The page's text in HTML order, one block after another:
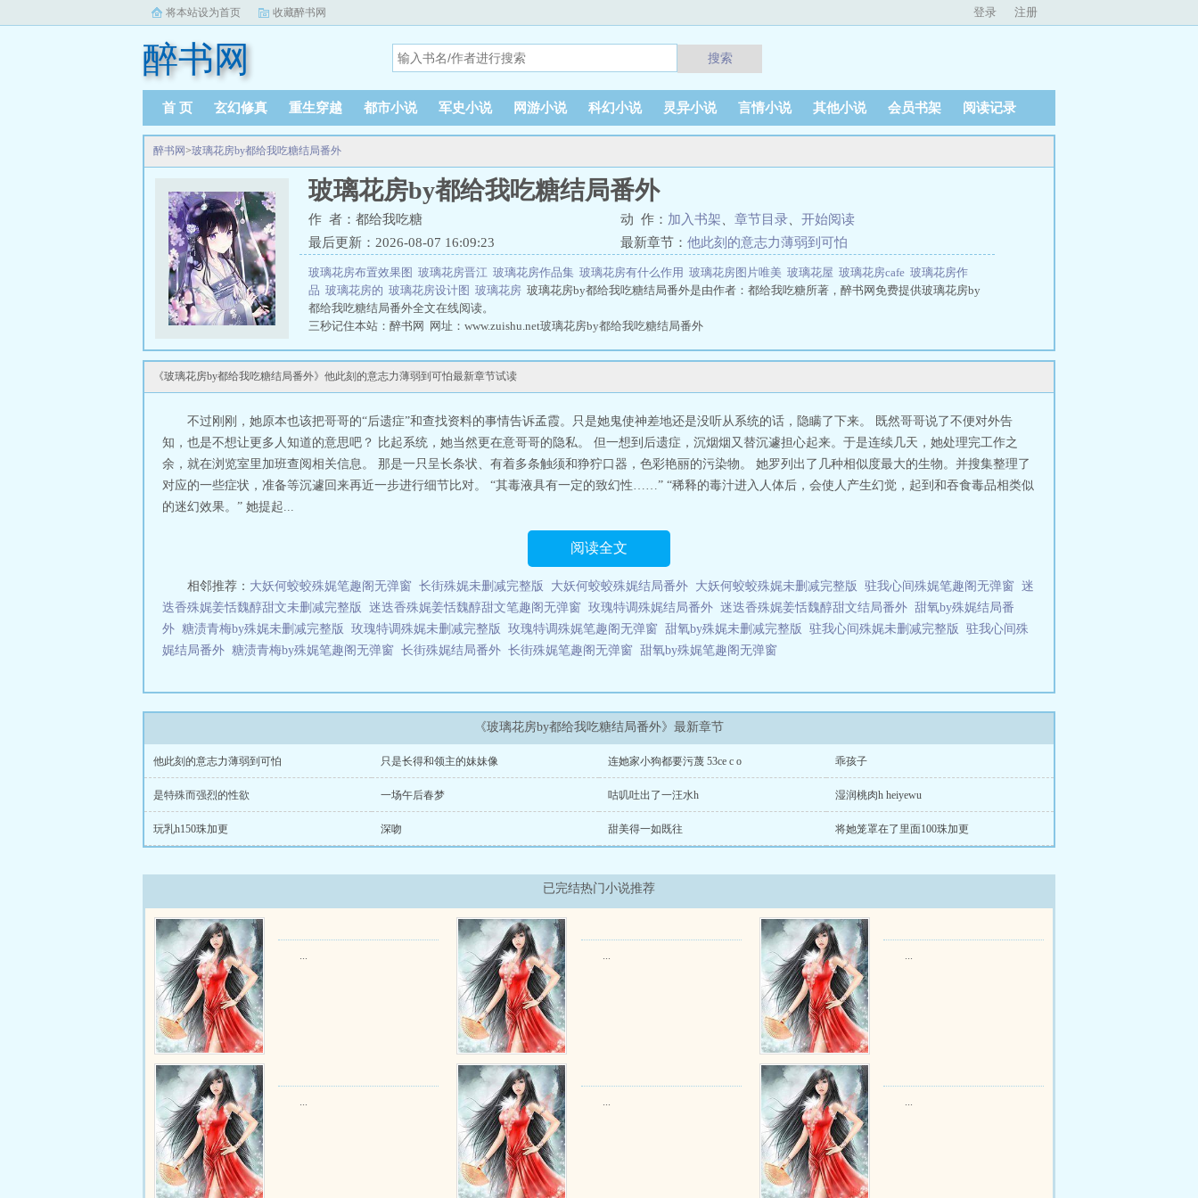
将本站设为首页 收藏醉书网 登录 注册
醉书网 搜索
首 页 玄幻修真 重生穿越 都市小说 军史小说 网游小说 科幻小说 灵异小说 言情小说 其他小说 会员书架 阅读记录
醉书网>玻璃花房by都给我吃糖结局番外
玻璃花房by都给我吃糖结局番外
作 者：都给我吃糖 动 作： 加入书架 章节目录
开始阅读
最后更新：2026-08-07 16:09:23
最新章节： 他此刻的意志力薄弱到可怕
玻璃花房布置效果图 玻璃花房晋江 玻璃花房作品集 玻璃花房有什么作用 玻璃花房图片唯美 玻璃花屋 玻璃花房cafe 玻璃花房作
品 玻璃花房的 玻璃花房设计图 玻璃花房 玻璃花房by都给我吃糖结局番外是由作者：都给我吃糖所著，醉书网免费提供玻璃花房by
都给我吃糖结局番外全文在线阅读。
三秒记住本站：醉书网 网址：www.zuishu.net玻璃花房by都给我吃糖结局番外
《玻璃花房by都给我吃糖结局番外》他此刻的意志力薄弱到可怕最新章节试读
不过刚刚，她原本也该把哥哥的“后遗症”和查找资料的事情告诉孟霞。只是她鬼使神差地还是没听从系统的话，隐瞒了下来。 既然哥哥说了不便对外告
知，也是不想让更多人知道的意思吧？ 比起系统，她当然更在意哥哥的隐私。 但一想到后遗症，沉烟烟又替沉遽担心起来。于是连续几天，她处理完工作之
余，就在浏览室里加班查阅相关信息。 那是一只呈长条状、有着多条触须和狰狞口器，色彩艳丽的污染物。 她罗列出了几种相似度最大的生物。并搜集整理了
对应的一些症状，准备等沉遽回来再近一步进行细节比对。 “其毒液具有一定的致幻性……” “稀释的毒汁进入人体后，会使人产生幻觉，起到和吞食毒品相类似
的迷幻效果。” 她提起...
阅读全文
相邻推荐： 大妖何蛟蛟殊娓笔趣阁无弹窗 长街殊娓未删减完整版 大妖何蛟蛟殊娓结局番外 大妖何蛟蛟殊娓未删减完整版 驻我心间殊娓笔趣阁无弹窗 迷
迭香殊娓姜恬魏醇甜文未删减完整版
迷迭香殊娓姜恬魏醇甜文笔趣阁无弹窗 玫瑰特调殊娓结局番外 迷迭香殊娓姜恬魏醇甜文结局番外 甜氧by殊娓结局番
外 糖渍青梅by殊娓未删减完整版 玫瑰特调殊娓未删减完整版 玫瑰特调殊娓笔趣阁无弹窗 甜氧by殊娓未删减完整版 驻我心间殊娓未删减完整版
驻我心间殊
娓结局番外 糖渍青梅by殊娓笔趣阁无弹窗 长街殊娓结局番外 长街殊娓笔趣阁无弹窗 甜氧by殊娓笔趣阁无弹窗
《玻璃花房by都给我吃糖结局番外》最新章节
他此刻的意志力薄弱到可怕 只是长得和领主的妹妹像 连她家小狗都要污蔑 53ce c o 乖孩子
是特殊而强烈的性欲 一场午后春梦 咕叽吐出了一汪水h 湿润桃肉h heiyewu
玩乳h150珠加更 深吻 甜美得一如既往 将她笼罩在了里面100珠加更
已完结热门小说推荐
... ... ...
... ... ...